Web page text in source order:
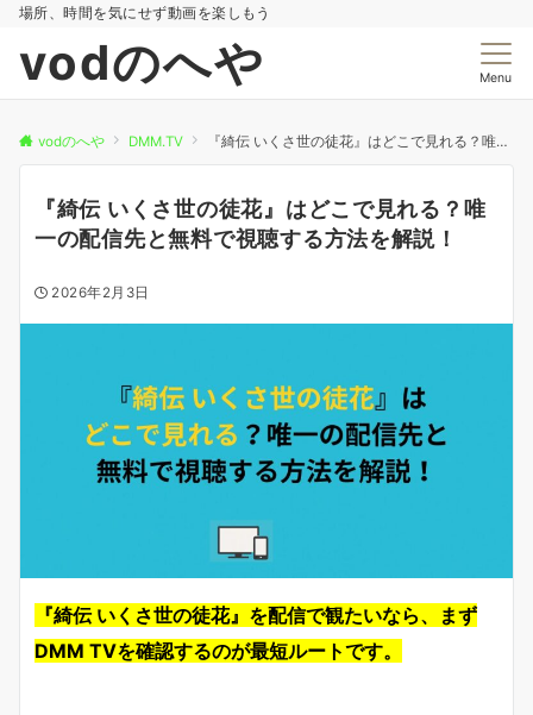
場所、時間を気にせず動画を楽しもう
vodのへや Menu
vodのへや DMM.TV 『綺伝 いくさ世の徒花』はどこで見れる？唯一の配信先と無料で視聴する方法を解説！
『綺伝 いくさ世の徒花』はどこで見れる？唯
一の配信先と無料で視聴する方法を解説！
2026年2月3日
『綺伝 いくさ世の徒花』を配信で観たいなら、まず
DMM TVを確認するのが最短ルートです。